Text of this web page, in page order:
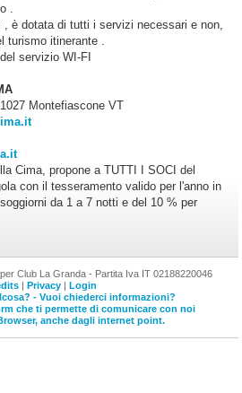
.
è dotata di tutti i servizi necessari e non,
itinerante .
servizio WI-FI
Montefiascone VT
Cima, propone a TUTTI I SOCI del
con il tesseramento valido per l'anno in
da 1 a 7 notti e del 10 % per
Club La Granda - Partita Iva IT 02188220046
|Privacy |Login
- Vuoi chiederci informazioni?
che ti permette di comunicare con noi
anche dagli internet point.